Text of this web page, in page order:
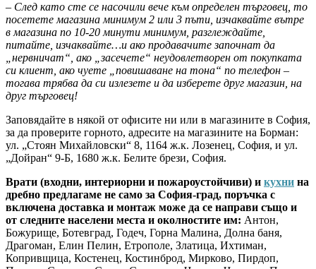
– След като сте се насочили вече към определен търговец, то
посетете магазина минимум 2 или 3 пъти, изчаквайте вътре
в магазина по 10-20 минути минимум, разглеждайте,
питайте, изчаквайте…и ако продавачите започнат да
„нервничат“, ако „засечете“ неудовлетворен от покупката
си клиент, ако чуете „повишаване на тона“ по телефон –
тогава трябва да си излезете и да изберете друг магазин, на
друг търговец!
Заповядайте в някой от офисите ни или в магазините в София,
за да проверите горното, адресите на магазините на Борман:
ул. „Стоян Михайловски“ 8, 1164 ж.к. Лозенец, София, и ул.
„Дойран“ 9-Б, 1680 ж.к. Белите брези, София.
Врати (входни, интериорни и пожароустойчиви) и кухни на
дребно предлагаме не само за София-град, поръчка с
включена доставка и монтаж може да се направи също и
от следните населени места и околностите им: Антон,
Божурище, Ботевград, Годеч, Горна Малина, Долна баня,
Драгоман, Елин Пелин, Етрополе, Златица, Ихтиман,
Копривщица, Костенец, Костинброд, Мирково, Пирдоп,